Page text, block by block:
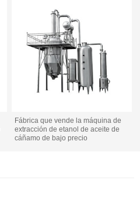
Fábrica que vende la máquina de
extracción de etanol de aceite de
cáñamo de bajo precio